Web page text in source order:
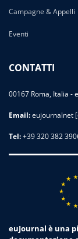
Campagne & Appelli
Eventi
CONTATTI
00167 Roma, Italia -
Email:eujournalnet
Tel:+39 320 382
euJournal è una